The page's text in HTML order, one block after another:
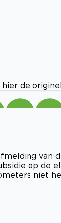
de
van
op de
niet